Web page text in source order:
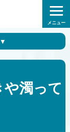
メニュー
濁って